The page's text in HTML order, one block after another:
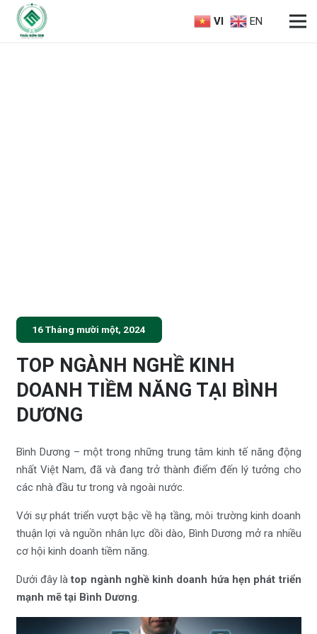
VI EN
16 Tháng mười một, 2024
TOP NGÀNH NGHỀ KINH
DOANH TIỀM NĂNG TẠI BÌNH
DƯƠNG
Bình Dương – một trong những trung tâm kinh tế năng động
nhất Việt Nam, đã và đang trở thành điểm đến lý tưởng cho
các nhà đầu tư trong và ngoài nước.
Với sự phát triển vượt bậc về hạ tầng, môi trường kinh doanh
thuận lợi và nguồn nhân lực dồi dào, Bình Dương mở ra nhiều
cơ hội kinh doanh tiềm năng.
Dưới đây làtop ngành nghề kinh doanh hứa hẹn phát triển
mạnh mẽ tại Bình Dương.